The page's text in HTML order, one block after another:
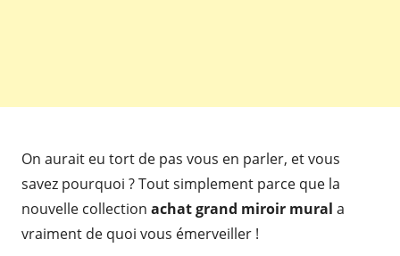
On aurait eu tort de pas vous en parler, et vous
savez pourquoi ? Tout simplement parce que la
nouvelle collection achat grand miroir mural a
vraiment de quoi vous émerveiller !